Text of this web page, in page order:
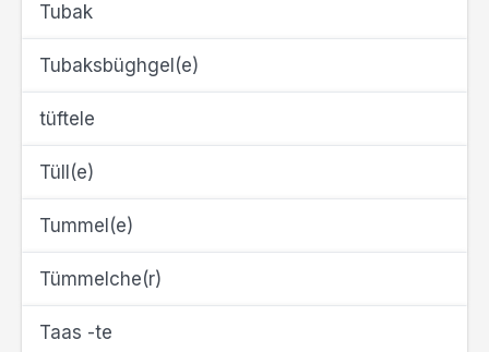
Tubak
Tubaksbüghgel(e)
tüftele
Tüll(e)
Tummel(e)
Tümmelche(r)
Taas -te